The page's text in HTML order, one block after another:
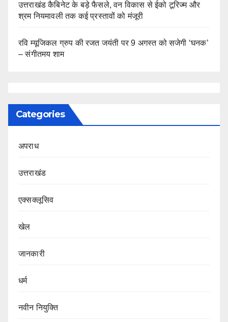
उत्तराखंड कैबिनेट के बड़े फैसले, वन विकास से ईको टूरिज्म और
श्रम नियमावली तक कई प्रस्तावों को मंजूरी
रवि म्यूजिकल ग्रुप की रजत जयंती पर 9 अगस्त को सजेगी ‘घनक’
– संगीतमय शाम
Categories
अपराध
उत्तराखंड
एक्सक्लूसिव
खेल
जानकारी
धर्म
नवीन नियुक्ति